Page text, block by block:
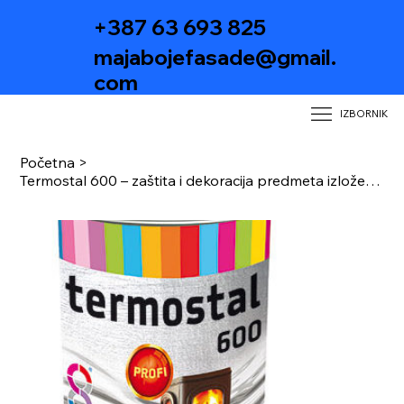
IZBORNIK
+387 63 693 825
majabojefasade@gmail.
com
Početna >
Termostal 600 – zaštita i dekoracija predmeta izloženih